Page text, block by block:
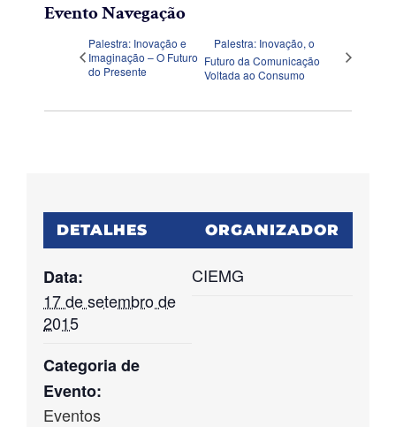
Evento Navegação
Palestra: Inovação e
Imaginação – O Futuro
do Presente
Palestra: Inovação, o
Futuro da Comunicação
Voltada ao Consumo
DETALHES
Data:
17 de setembro de
2015
Categoria de
Evento:
Eventos
ORGANIZADOR
CIEMG